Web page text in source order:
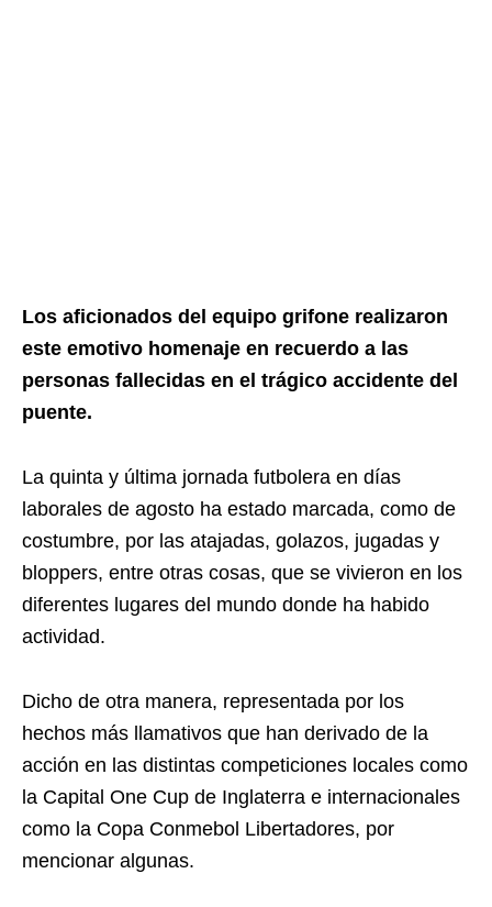
Los aficionados del equipo grifone realizaron
este emotivo homenaje en recuerdo a las
personas fallecidas en el trágico accidente del
puente.
La quinta y última jornada futbolera en días
laborales de agosto ha estado marcada, como de
costumbre, por las atajadas, golazos, jugadas y
bloppers, entre otras cosas, que se vivieron en los
diferentes lugares del mundo donde ha habido
actividad.
Dicho de otra manera, representada por los
hechos más llamativos que han derivado de la
acción en las distintas competiciones locales como
la Capital One Cup de Inglaterra e internacionales
como la Copa Conmebol Libertadores, por
mencionar algunas.